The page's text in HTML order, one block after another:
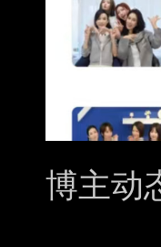
博主动